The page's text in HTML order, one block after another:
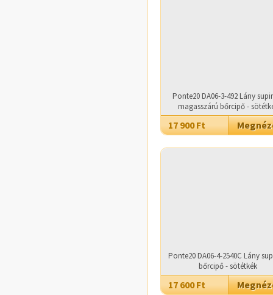
Ponte20 DA06-3-492 Lány
magasszárú bőrcipő -
17 900 Ft
Ponte20 DA06-4-2540C Lány
bőrcipő - sötétkék
17 600 Ft